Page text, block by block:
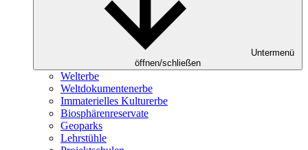
Untermenü
öffnen/schließen
Welterbe
Weltdokumentenerbe
Immaterielles Kulturerbe
Biosphärenreservate
Geoparks
Lehrstühle